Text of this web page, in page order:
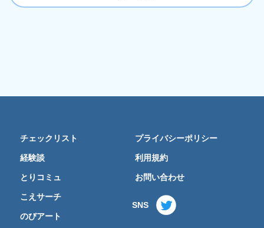
チェックリスト
経験談
とりコミュ
こえサーチ
のびアート
プライバシーポリシー
利用規約
お問い合わせ
SNS